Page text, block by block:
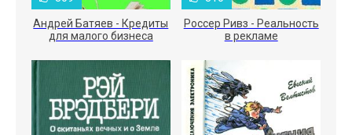
Андрей Батяев - Кредиты
для малого бизнеса
Россер Ривз - Реальность
в рекламе